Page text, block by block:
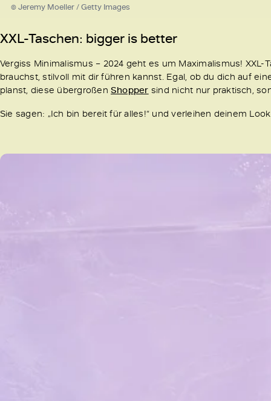
© Jeremy Moeller / Getty Images
XXL-Taschen: bigger is better
Vergiss Minimalismus – 2024 geht es um Maximalismus!
brauchst, stilvoll mit dir führen kannst. Egal, ob du dich auf
planst, diese übergroßenShopper sind nicht nur praktisch,
Sie sagen: „Ich bin bereit für alles!“ und verleihen deinem